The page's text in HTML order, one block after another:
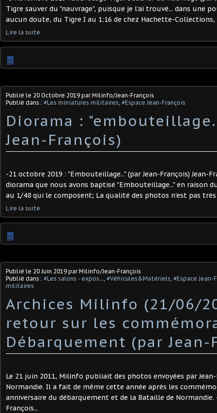
Tigre sauver du "nauvrage", puisque je l'ai trouvé... dans une
aucun doute, du Tigre I au 1:16 de chez Hachette-Collections,
Lire la suite
…
Publié le 20 Octobre 2019 par Milinfo/Jean-François
Publié dans : #Les miniatures militaires, #Espace Jean-François
Diorama :
Jean-François)
-21 octobre 2019 : "Embouteillage..." (par Jean-François) Jean-
diorama que nous avons baptisé "Embouteillage..." en raison
au 1/48 qui le composent; La qualité des photos n'est pas
Lire la suite
…
Publié le 20 Juin 2019 par Milinfo/Jean-François
Publié dans : #Les salons - expos..., #Véhicules&Matériels, #Espace Jean-
militaires
Archices Milinfo (21/06/
retour sur les
Débarquement (par Jean-
Le 21 juin 2011, Milinfo publiait des photos envoyées par
Normandie. Il a fait de même cette année après les
anniversaire du débarquement et de la Bataille de Normandie.
François...